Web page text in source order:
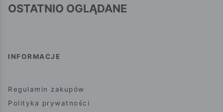
OSTATNIO OGLĄDANE
INFORMACJE
Regulamin zakupów
Polityka prywatności